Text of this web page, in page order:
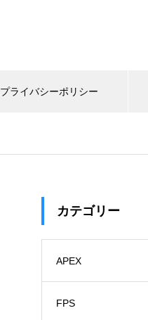
プライバシーポリシー
カテゴリー
APEX
FPS